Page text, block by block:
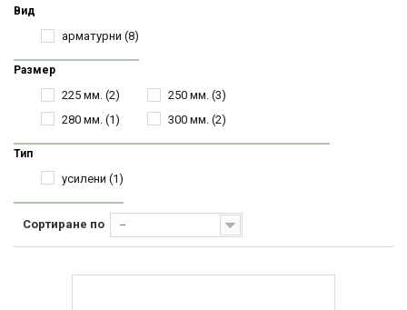
Вид
арматурни (8)
Размер
225 мм. (2) 250 мм. (3)
280 мм. (1) 300 мм. (2)
Тип
усилени (1)
Сортиране по --